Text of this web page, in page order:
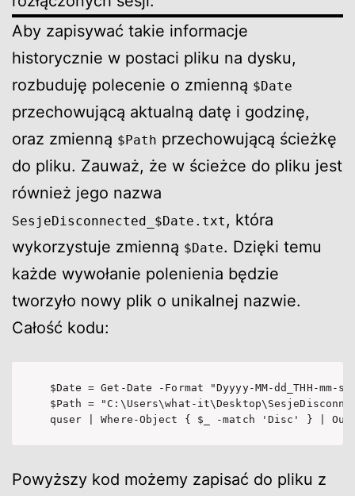
Aby zapisywać takie informacje
historycznie w postaci pliku na dysku,
rozbuduję polecenie o zmienną $Date
przechowującą aktualną datę i godzinę,
oraz zmienną $Path przechowującą ścieżkę
do pliku. Zauważ, że w ścieżce do pliku jest
również jego nazwa
SesjeDisconnected_$Date.txt , która
wykorzystuje zmienną $Date. Dzięki temu
każde wywołanie polenienia będzie
tworzyło nowy plik o unikalnej nazwie.
Całość kodu:
$Date = Get-Date -Format "Dyyyy-MM-dd_THH-mm-
$Path = "C:\Users\what-
quser | Where-Object { $_ -match 'Disc' } |
Powyższy kod możemy zapisać do pliku z